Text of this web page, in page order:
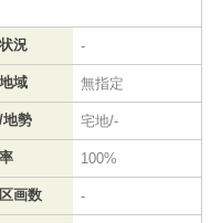
況 -
域 無指定
地勢 宅地/-
100%
画数 -